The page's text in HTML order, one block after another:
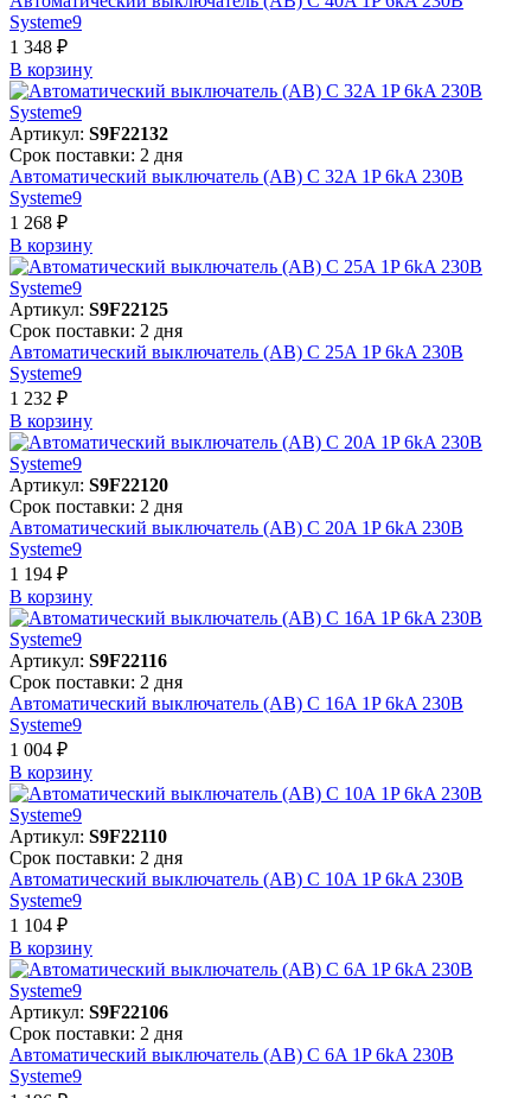
Systeme9
1 348 ₽
В корзинy
Артикул: S9F22132
Срок поставки: 2 дня
Автоматический выключатель (АВ) C 32A 1P 6kA 230В
Systeme9
1 268 ₽
В корзинy
Артикул: S9F22125
Срок поставки: 2 дня
Автоматический выключатель (АВ) C 25A 1P 6kA 230В
Systeme9
1 232 ₽
В корзинy
Артикул: S9F22120
Срок поставки: 2 дня
Автоматический выключатель (АВ) C 20A 1P 6kA 230В
Systeme9
1 194 ₽
В корзинy
Артикул: S9F22116
Срок поставки: 2 дня
Автоматический выключатель (АВ) C 16A 1P 6kA 230В
Systeme9
1 004 ₽
В корзинy
Артикул: S9F22110
Срок поставки: 2 дня
Автоматический выключатель (АВ) C 10A 1P 6kA 230В
Systeme9
1 104 ₽
В корзинy
Артикул: S9F22106
Срок поставки: 2 дня
Автоматический выключатель (АВ) C 6A 1P 6kA 230В
Systeme9